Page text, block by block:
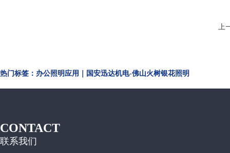
上
热门标签：办公照明应用｜国安迅达机电-佛山火树银花照明
CONTACT
联系我们